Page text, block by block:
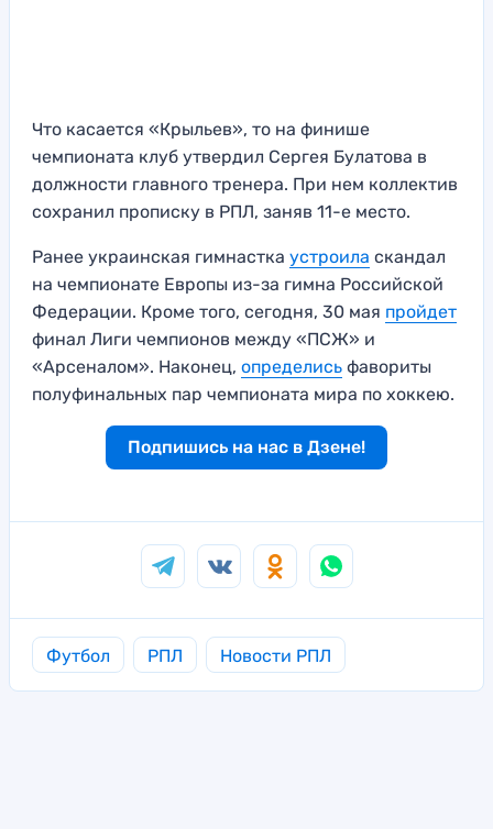
Что касается «Крыльев», то на финише
чемпионата клуб утвердил Сергея Булатова в
должности главного тренера. При нем коллектив
сохранил прописку в РПЛ, заняв 11-е место.
Ранее украинская гимнастка устроила скандал
на чемпионате Европы из-за гимна Российской
Федерации. Кроме того, сегодня, 30 мая пройдет
финал Лиги чемпионов между «ПСЖ» и
«Арсеналом». Наконец, определись фавориты
полуфинальных пар чемпионата мира по хоккею.
Подпишись на нас в Дзене!
Футбол РПЛ Новости РПЛ